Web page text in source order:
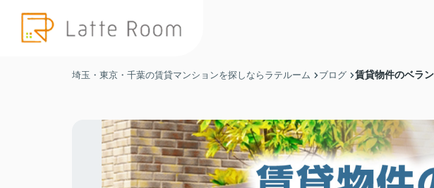
埼玉・東京・千葉の賃貸マンションを探しならラテルーム ブログ 賃貸物件のベラ